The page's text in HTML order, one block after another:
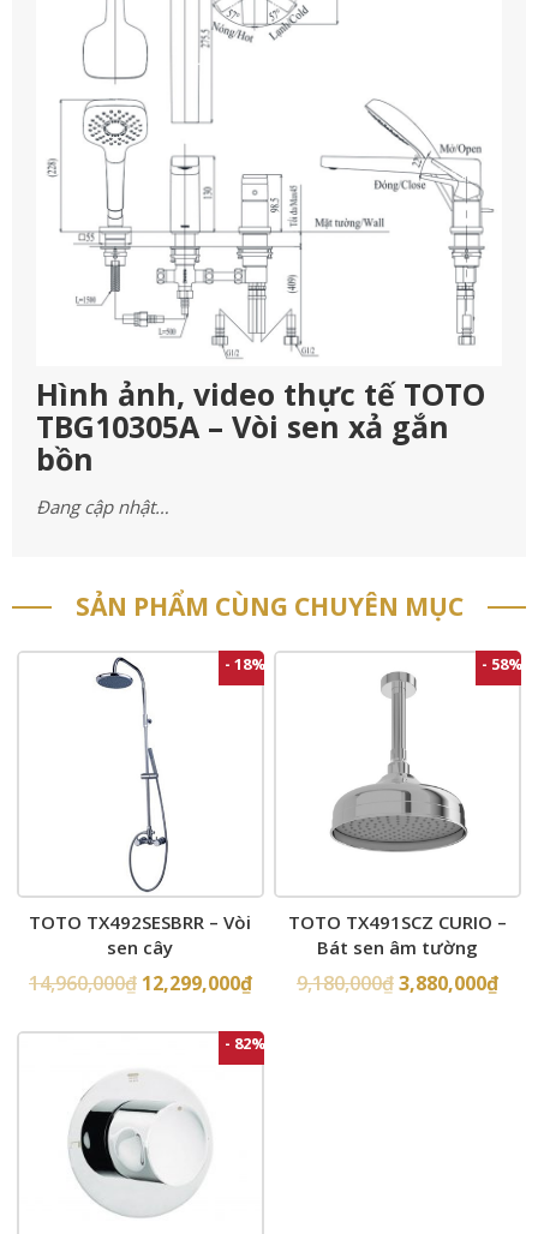
Hình ảnh, video thực tế TOTO
TBG10305A – Vòi sen xả gắn
bồn
Đang cập nhật…
SẢN PHẨM CÙNG CHUYÊN MỤC
- 18%
TOTO TX492SESBRR – Vòi
sen cây
14,960,000₫ 12,299,000₫
- 58%
TOTO TX491SCZ CURIO –
Bát sen âm tường
9,180,000₫3,880,000₫
- 82%